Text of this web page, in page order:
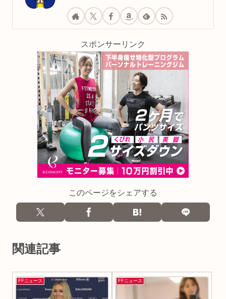
スポンサーリンク
このページをシェアする
関連記事
FFニュース FFニュース